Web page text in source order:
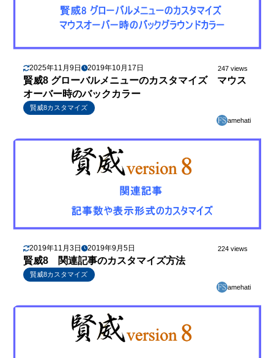
2025年11月9日 2019年10月17日 247 views
賢威8 グローバルメニューのカスタマイズ マウス
オーバー時のバックカラー
賢威8カスタマイズ
amehati
2019年11月3日 2019年9月5日 224 views
賢威8 関連記事のカスタマイズ方法
賢威8カスタマイズ
amehati